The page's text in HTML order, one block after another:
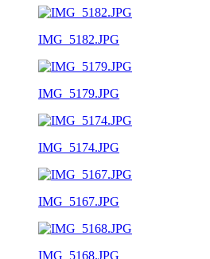
IMG_5182.JPG
IMG_5179.JPG
IMG_5174.JPG
IMG_5167.JPG
IMG_5168.JPG